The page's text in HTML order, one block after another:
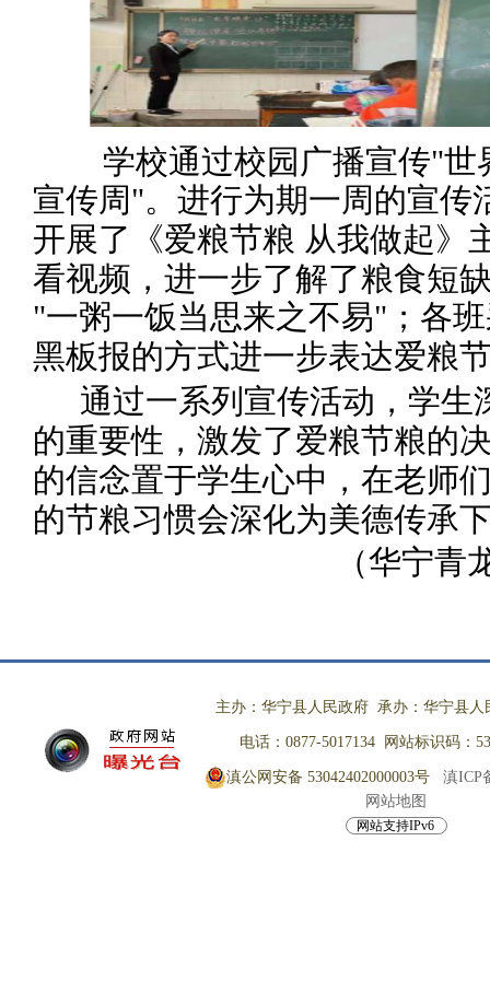
学校通过校园广播宣传"世
宣传周"。 进行为期一周的宣传
开展了 《爱粮节粮 从我做起》
看视频，进一步了解了粮食短
"一粥一饭当思来之不易" ；各
黑板报的方式进一步表达爱粮
通过一系列宣传活动 ，学
的重要性，激发了爱粮节粮的
的信念置于学生心中，在老师
的节粮习惯会深化为美德传承
（华宁青
主办：华宁县人民政府 承办：华宁县人
电话：0877-5017134 网站标识码：
滇公网安备 53042402000003号
滇ICP
网站地图
网站支持IPv6